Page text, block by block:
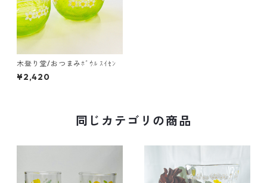
木登り堂/おつまみﾎﾞｳﾙ ｽｲｾﾝ
¥2,420
同じカテゴリの商品